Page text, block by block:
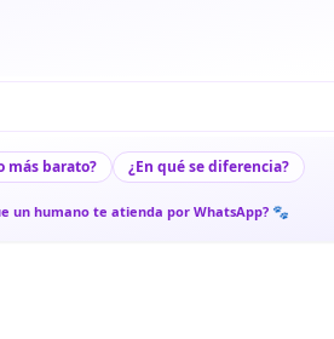
más barato? ¿En qué se diferencia?
un humano te atienda por WhatsApp? 🐾